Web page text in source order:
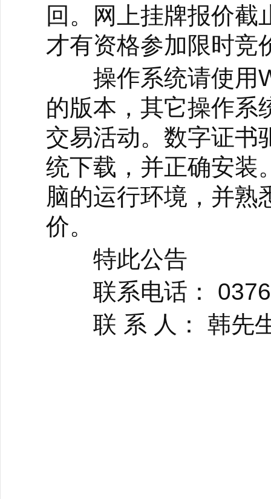
回。网上挂牌报价截
才有资格参加限时竞
操作系统请使用
的版本，其它操作系
交易活动。数字证书
统下载，并正确安装
脑的运行环境，并熟
价。
特此公告
联系电话：
联 系 人： 韩先